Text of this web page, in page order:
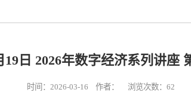
19日 2026年数字经济系列讲座
时间：2026-03-16 作者： 浏览次数： 62